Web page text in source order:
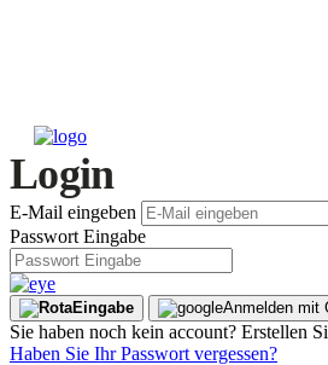
Login
E-Mail eingeben
Passwort Eingabe
Eingabe Anmelden mit
Sie haben noch kein account? Erstellen
Haben Sie Ihr Passwort vergessen?